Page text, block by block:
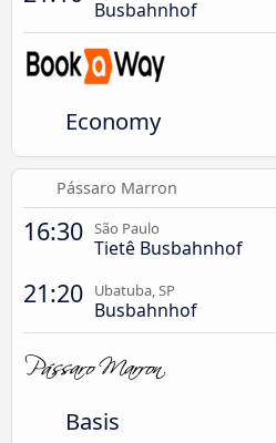
Busbahnhof
Economy
Pássaro Marron
16:30 São Paulo
Tietê Busbahnhof
21:20 Ubatuba, SP
Busbahnhof
Basis